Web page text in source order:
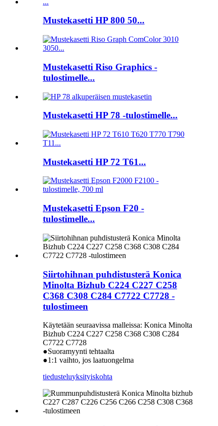
Mustekasetti HP 800 50...
Mustekasetti Riso Graphics -
tulostimelle...
Mustekasetti HP 78 -tulostimelle...
Mustekasetti HP 72 T61...
Mustekasetti Epson F20 -
tulostimelle...
Siirtohihnan puhdistusterä Konica
Minolta Bizhub C224 C227 C258
C368 C308 C284 C7722 C7728 -
tulostimeen
Käytetään seuraavissa malleissa: Konica Minolta
Bizhub C224 C227 C258 C368 C308 C284
C7722 C7728
●Suoramyynti tehtaalta
●1:1 vaihto, jos laatuongelma
tiedusteluyksityiskohta